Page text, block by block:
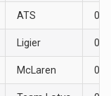
ATS 0
Ligier 0
McLaren 0